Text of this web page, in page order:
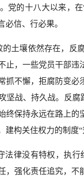
党的十八大以来，
必信、行必果。
土壤依然存在，反
止，一些党员干部
抓不懈，拒腐防变
坚战、持久战。反
终保持永远在路上
构关住权力的制度
律没有特权，执行
，强化责任追究，